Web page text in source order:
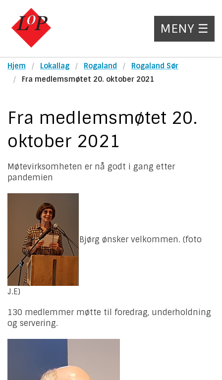
MENY ☰
Hjem Lokallag Rogaland
Rogaland Sør
Fra medlemsmøtet 20. oktober 2021
Fra medlemsmøtet 20.
oktober 2021
Møtevirksomheten er nå godt i gang etter
pandemien
Bjørg ønsker velkommen. (foto
J.E)
130 medlemmer møtte til foredrag, underholdning
og servering.